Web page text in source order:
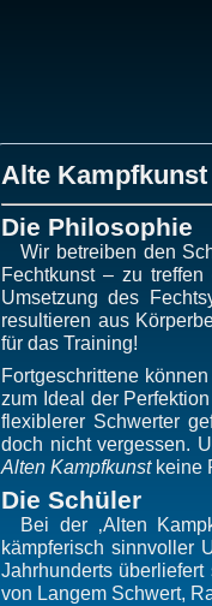
Alte
Die Philosophie
Wir betreiben den
Fechtkunst – zu
Umsetzung des
resultieren aus
für das Training!
Fortgeschrittene
zum Ideal der
flexiblerer Schwerter
doch nicht vergessen.
Alten Kampfkunstkeine
Die Schüler
Bei der ‚Alten
kämpferisch sinnvoller
Jahrhunderts
von Langem Schwert,